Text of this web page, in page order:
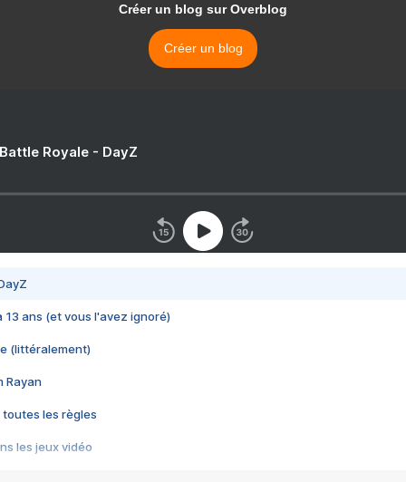
Créer un blog sur Overblog
Créer un blog
Royale - DayZ
13 ans (et vous l'avez ignoré)
(littéralement)
Rayan
toutes les règles
les jeux vidéo